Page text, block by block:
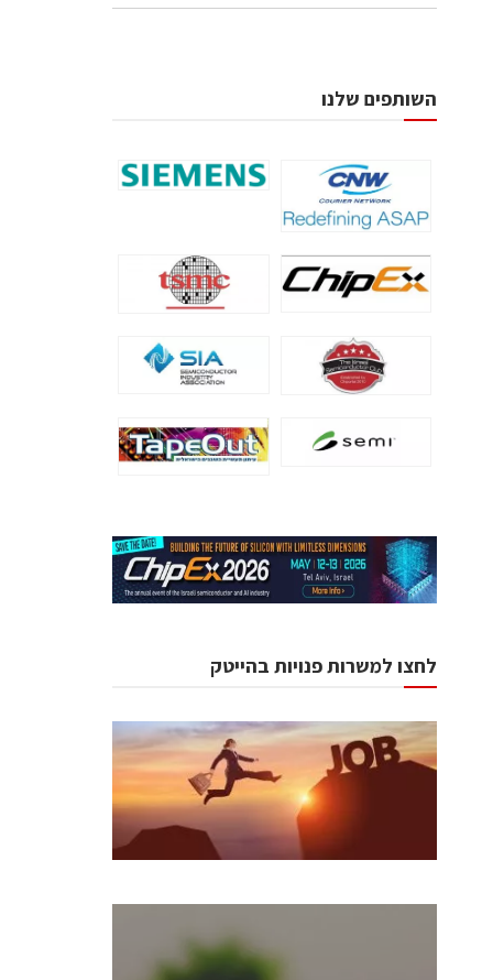
השותפים שלנו
לחצו למשרות פנויות בהייטק